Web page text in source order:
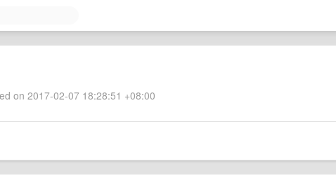
on 2017-02-07 18:28:51 +08:00